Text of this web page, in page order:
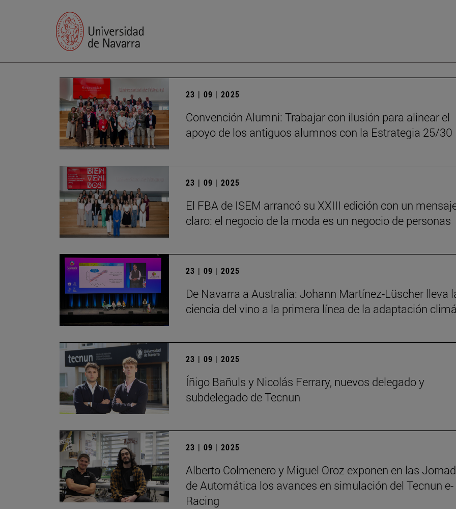
23 | 09 | 2025
Convención Alumni: Trabajar con ilusión para alinear el
apoyo de los antiguos alumnos con la Estrategia 25/30
23 | 09 | 2025
El FBA de ISEM arrancó su XXIII edición con un
claro: el negocio de la moda es un negocio de personas
23 | 09 | 2025
De Navarra a Australia: Johann Martínez-Lüscher lleva
ciencia del vino a la primera línea de la adaptación
23 | 09 | 2025
Íñigo Bañuls y Nicolás Ferrary, nuevos delegado y
subdelegado de Tecnun
23 | 09 | 2025
Alberto Colmenero y Miguel Oroz exponen en las
de Automática los avances en simulación del Tecnun e-
Racing